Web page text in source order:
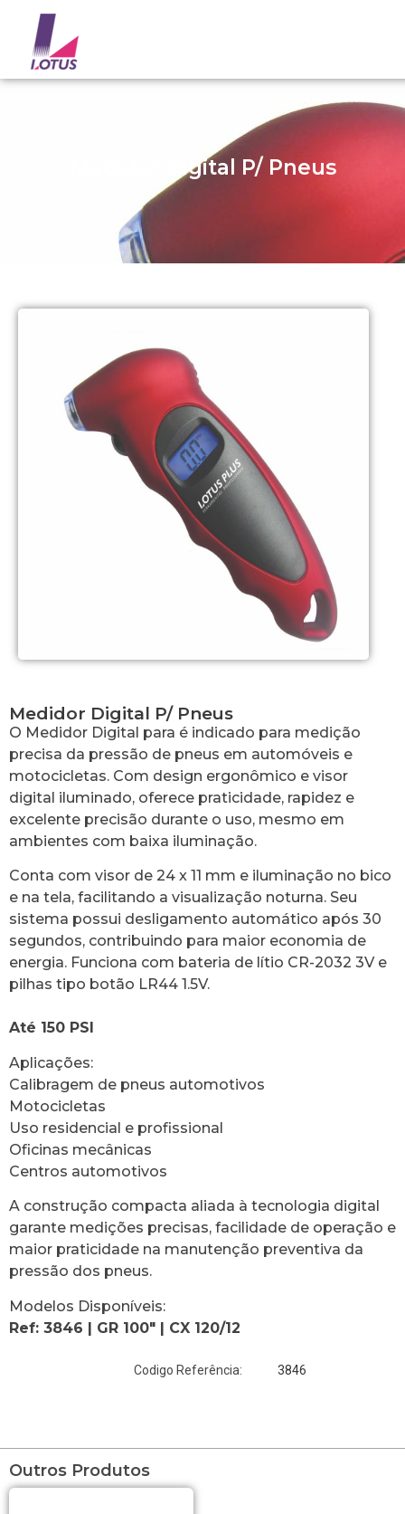
Medidor Digital P/ Pneus
Medidor Digital P/ Pneus
O Medidor Digital para é indicado para medição
precisa da pressão de pneus em automóveis e
motocicletas. Com design ergonômico e visor
digital iluminado, oferece praticidade, rapidez e
excelente precisão durante o uso, mesmo em
ambientes com baixa iluminação.
Conta com visor de 24 x 11 mm e iluminação no bico
e na tela, facilitando a visualização noturna. Seu
sistema possui desligamento automático após 30
segundos, contribuindo para maior economia de
energia. Funciona com bateria de lítio CR-2032 3V e
pilhas tipo botão LR44 1.5V.
Até 150 PSI
Aplicações:
Calibragem de pneus automotivos
Motocicletas
Uso residencial e profissional
Oficinas mecânicas
Centros automotivos
A construção compacta aliada à tecnologia digital
garante medições precisas, facilidade de operação e
maior praticidade na manutenção preventiva da
pressão dos pneus.
Modelos Disponíveis:
Ref: 3846 | GR 100″ | CX 120/12
Codigo Referência: 3846
Outros Produtos